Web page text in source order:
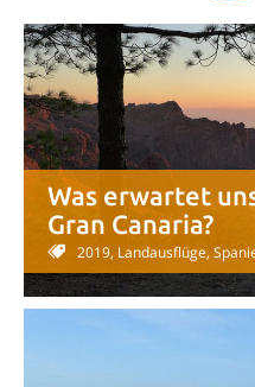
Was erwartet
Gran Canaria?
2019, Landausflüge,